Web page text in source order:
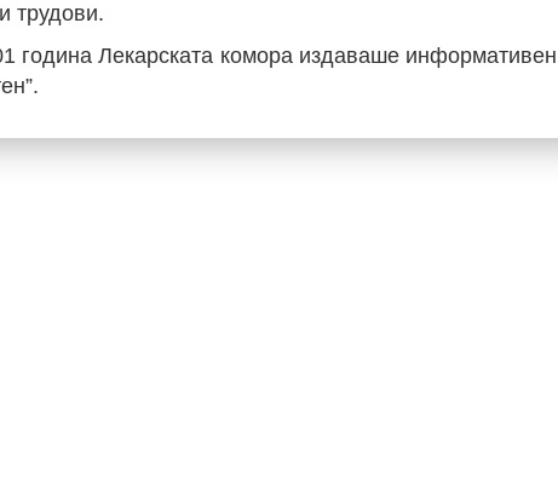
трудови.
година Лекарската комора издаваше информативен